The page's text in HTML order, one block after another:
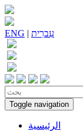
ENG | עִברִית
Toggle navigation
الرئيسية